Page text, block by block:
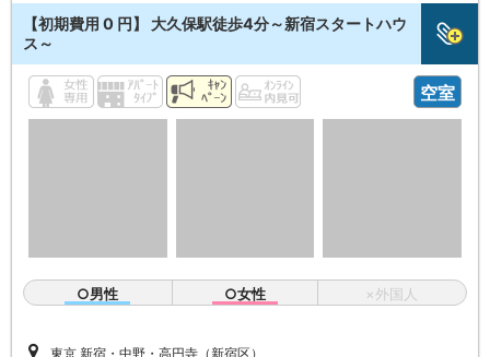
【初期費用 0 円】 大久保駅徒歩4分～新宿スタートハウ
ス～
空室
○男性 ○女性 ×外国人
東京 新宿・中野・高円寺（新宿区）